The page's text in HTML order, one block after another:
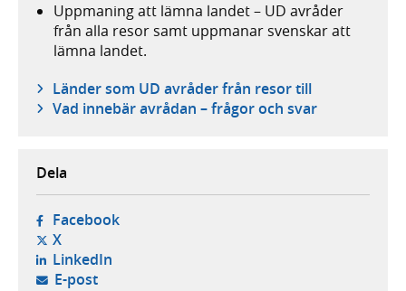
Uppmaning att lämna landet – UD avråder
från alla resor samt uppmanar svenskar att
lämna landet.
Länder som UD avråder från resor till
Vad innebär avrådan – frågor och svar
Dela
Facebook- öppnas i ny flik, extern webbplats,
X- öppnas i ny flik, extern webbplats,
LinkedIn- öppnas i ny flik, extern webbplats,
E-post- öppnar din e-postklient,